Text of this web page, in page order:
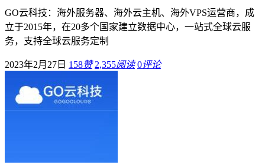
GO云科技：海外服务器、海外云主机、海外VPS运营商，成
立于2015年，在20多个国家建立数据中心，一站式全球云服
务，支持全球云服务定制
2023年2月27日 158赞 2,355阅读 0评论